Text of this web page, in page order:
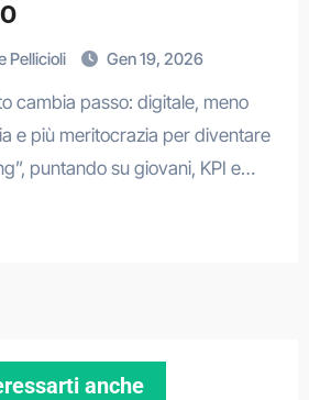
Pellicioli Gen 19, 2026
cambia passo: digitale, meno
e più meritocrazia per diventare
puntando su giovani, KPI e…
anche